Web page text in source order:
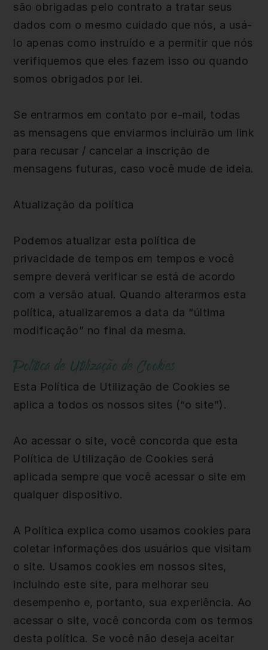
são obrigadas pelo contrato a tratar seus
dados com o mesmo cuidado que nós, a usá-
lo apenas como instruído e a permitir que nós
verifiquemos que eles fazem isso ou quando
somos obrigados por lei.
Se entrarmos em contato por e-mail, todas
as mensagens que enviarmos incluirão um link
para recusar / cancelar a inscrição de
mensagens futuras, caso você mude de ideia.
Atualização da política
Podemos atualizar esta política de
privacidade de tempos em tempos e você
sempre deverá verificar se está de acordo
com a versão atual. Quando alterarmos esta
política, atualizaremos a data da “última
modificação” no final da mesma.
Política de Utilização de Cookies
Esta Política de Utilização de Cookies se
aplica a todos os nossos sites (“o site”).
Ao acessar o site, você concorda que esta
Política de Utilização de Cookies será
aplicada sempre que você acessar o site em
qualquer dispositivo.
A Política explica como usamos cookies para
coletar informações dos usuários que visitam
o site. Usamos cookies em nossos sites,
incluindo este site, para melhorar seu
desempenho e, portanto, sua experiência. Ao
acessar o site, você concorda com os termos
desta política. Se você não deseja aceitar